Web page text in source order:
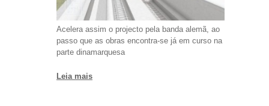
Acelera assim o projecto pela banda alemã, ao
passo que as obras encontra-se já em curso na
parte dinamarquesa
Leia mais